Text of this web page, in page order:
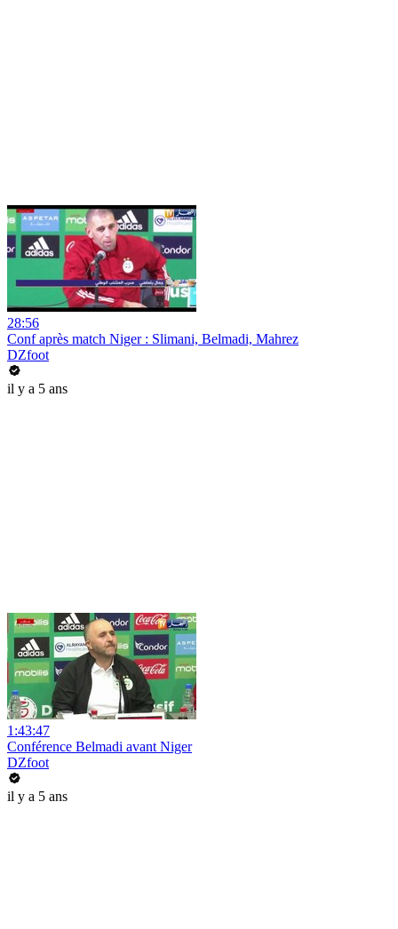
28:56
Conf après match Niger : Slimani, Belmadi, Mahrez
DZfoot
il y a 5 ans
1:43:47
Conférence Belmadi avant Niger
DZfoot
il y a 5 ans